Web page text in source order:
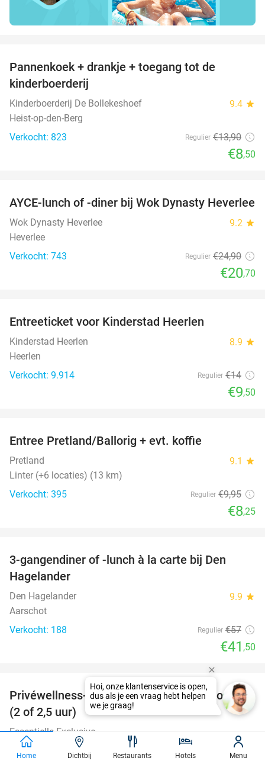
Pannenkoek + drankje + toegang tot de
kinderboerderij
Kinderboerderij De Bollekeshoef 9.4 star
Heist-op-den-Berg
Verkocht: 823
Regulier €13,90
€8,50
17%
AYCE-lunch of -diner bij Wok Dynasty Heverlee
Wok Dynasty Heverlee 9.2 star
Heverlee
Verkocht: 743
Regulier €24,90
€20,70
Entreeticket voor Kinderstad Heerlen
Kinderstad Heerlen 8.9 star
Heerlen
Verkocht: 9.914
Regulier €14
€9,50
Entree Pretland/Ballorig + evt. koffie
Pretland 9.1 star
Linter (+6 locaties) (13 km)
Verkocht: 395
Regulier €9,95
€8,25
3-gangendiner of -lunch à la carte bij Den
Hagelander
Den Hagelander 9.9 star
Aarschot
Verkocht: 188
Regulier €57
€41 ,50
34%
Privéwellness-arrangement voor 2 personen
(2 of 2,5 uur)
Essentielle Exclusive
Aarschot (8 km)
Home Dichtbij Restaurants Hotels Menu